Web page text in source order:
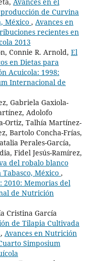
Avances en el
de Curvina
México , Avances en
recientes en
2013
Connie R. Arnold, El
en Dietas para
Acuicola: 1998:
Internacional de
Gabriela Gaxiola-
Adolofo
Ortiz, Talhía Martínez-
Bartolo Concha-Frías,
Perales-García,
Fidel Jesús-Ramírez,
del robalo blanco
México ,
2010: Memorias del
de Nutrición
Cristina García
de Tilapia Cultivada
, Avances en Nutrición
Simposium